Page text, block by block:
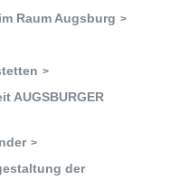
Raum Augsburg
AUGSBURGER
der